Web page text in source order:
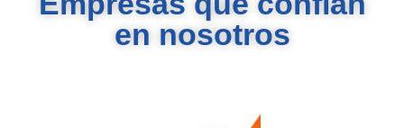
en nosotros